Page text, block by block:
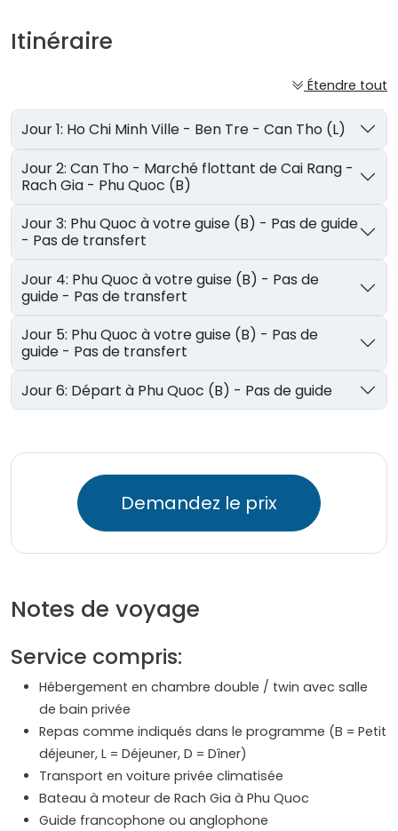
Itinéraire
Étendre tout
Jour 1: Ho Chi Minh Ville - Ben Tre - Can Tho (L)
Jour 2: Can Tho - Marché flottant de Cai Rang -
Rach Gia - Phu Quoc (B)
Jour 3: Phu Quoc à votre guise (B) - Pas de guide
- Pas de transfert
Jour 4: Phu Quoc à votre guise (B) - Pas de
guide - Pas de transfert
Jour 5: Phu Quoc à votre guise (B) - Pas de
guide - Pas de transfert
Jour 6: Départ à Phu Quoc (B) - Pas de guide
Demandez le prix
Notes de voyage
Service compris:
Hébergement en chambre double / twin avec salle
de bain privée
Repas comme indiqués dans le programme (B = Petit
déjeuner, L = Déjeuner, D = Dîner)
Transport en voiture privée climatisée
Bateau à moteur de Rach Gia à Phu Quoc
Guide francophone ou anglophone